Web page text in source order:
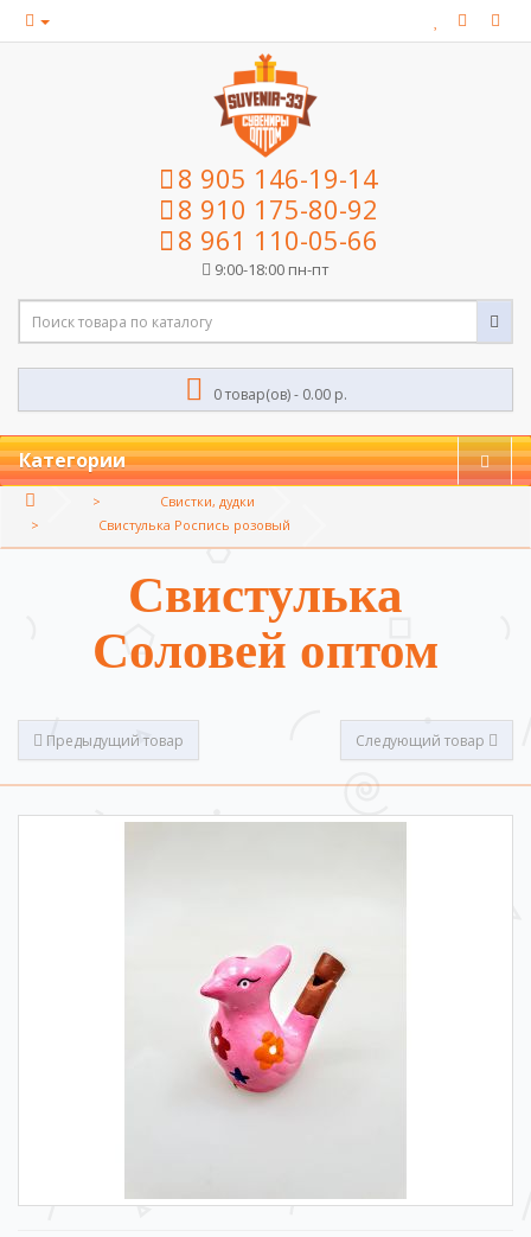
8 905 146-19-14
8 910 175-80-92
8 961 110-05-66
9:00-18:00 пн-пт
0 товар(ов) - 0.00 р.
Категории
Свистки, дудки
Свистулька Роспись розовый
Свистулька
Соловей оптом
Предыдущий товар Следующий товар